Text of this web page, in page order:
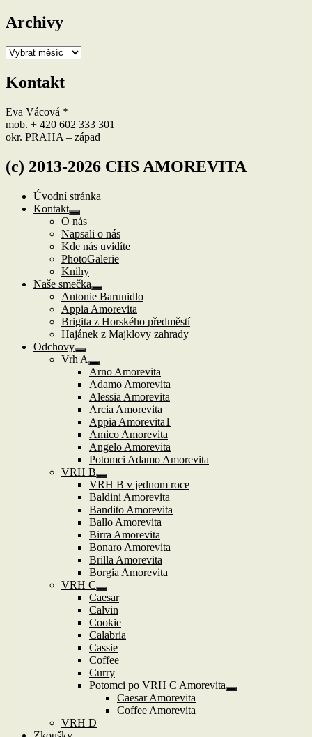
Archivy
Archivy
Kontakt
Eva Vácová *
mob. + 420 602 333 301
okr. PRAHA – západ
(c) 2013-2026 CHS AMOREVITA
Úvodní stránka
Kontakt
Zobrazit
podřazené
položky
O nás
Napsali o nás
Kde nás uvidíte
PhotoGalerie
Knihy
Naše smečka
Zobrazit
podřazené
položky
Antonie Barunidlo
Appia Amorevita
Brigita z Horského předměstí
Hajánek z Majklovy zahrady
Odchovy
Zobrazit
podřazené
položky
Vrh A
Zobrazit
podřazené
položky
Arno Amorevita
Adamo Amorevita
Alessia Amorevita
Arcia Amorevita
Appia Amorevita1
Amico Amorevita
Angelo Amorevita
Potomci Adamo Amorevita
VRH B
Zobrazit
podřazené
položky
VRH B v jednom roce
Baldini Amorevita
Bandito Amorevita
Ballo Amorevita
Birra Amorevita
Bonaro Amorevita
Brilla Amorevita
Borgia Amorevita
VRH C
Zobrazit
podřazené
položky
Caesar
Calvin
Cookie
Calabria
Cassie
Coffee
Curry
Potomci po VRH C Amorevita
Zobrazit
Caesar Amorevita
Coffee Amorevita
VRH D